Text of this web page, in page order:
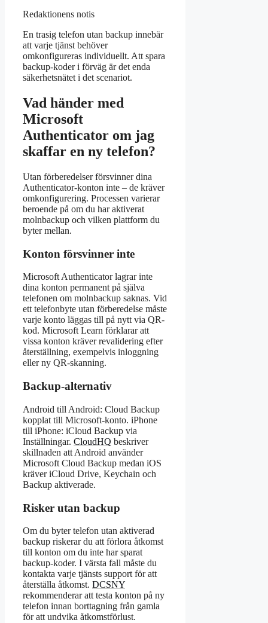
Redaktionens notis
En trasig telefon utan backup innebär
att varje tjänst behöver
omkonfigureras individuellt. Att spara
backup-koder i förväg är det enda
säkerhetsnätet i det scenariot.
Vad händer med
Microsoft
Authenticator om jag
skaffar en ny telefon?
Utan förberedelser försvinner dina
Authenticator-konton inte – de kräver
omkonfigurering. Processen varierar
beroende på om du har aktiverat
molnbackup och vilken plattform du
byter mellan.
Konton försvinner inte
Microsoft Authenticator lagrar inte
dina konton permanent på själva
telefonen om molnbackup saknas. Vid
ett telefonbyte utan förberedelse måste
varje konto läggas till på nytt via QR-
kod. Microsoft Learn förklarar att
vissa konton kräver revalidering efter
återställning, exempelvis inloggning
eller ny QR-skanning.
Backup-alternativ
Android till Android: Cloud Backup
kopplat till Microsoft-konto. iPhone
till iPhone: iCloud Backup via
Inställningar. CloudHQ beskriver
skillnaden att Android använder
Microsoft Cloud Backup medan iOS
kräver iCloud Drive, Keychain och
Backup aktiverade.
Risker utan backup
Om du byter telefon utan aktiverad
backup riskerar du att förlora åtkomst
till konton om du inte har sparat
backup-koder. I värsta fall måste du
kontakta varje tjänsts support för att
återställa åtkomst. DCSNY
rekommenderar att testa konton på ny
telefon innan borttagning från gamla
för att undvika åtkomstförlust.